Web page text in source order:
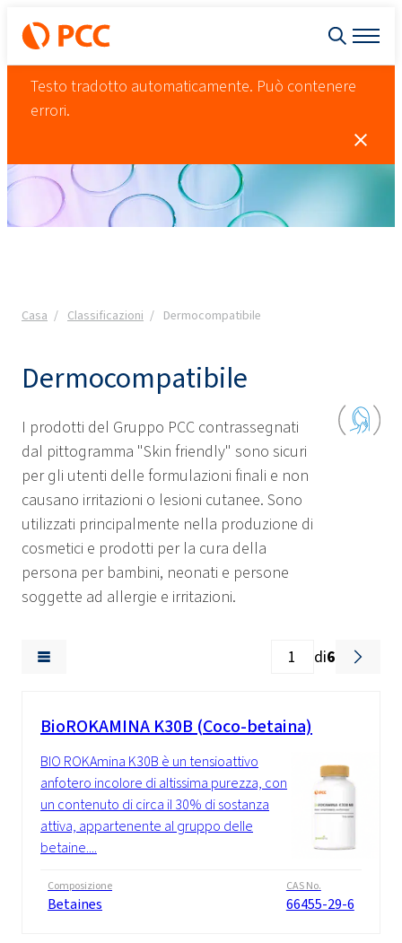
Testo tradotto automaticamente. Può contenere
errori.
Casa Classificazioni Dermocompatibile
Dermocompatibile
I prodotti del Gruppo PCC contrassegnati
dal pittogramma "Skin friendly" sono sicuri
per gli utenti delle formulazioni finali e non
causano irritazioni o lesioni cutanee. Sono
utilizzati principalmente nella produzione di
cosmetici e prodotti per la cura della
persona per bambini, neonati e persone
soggette ad allergie e irritazioni.
di6
BioROKAMINA K30B (Coco-betaina)
BIO ROKAmina K30B è un tensioattivo
anfotero incolore di altissima purezza, con
un contenuto di circa il 30% di sostanza
attiva, appartenente al gruppo delle
betaine....
Composizione
Betaines
CAS No.
66455-29-6